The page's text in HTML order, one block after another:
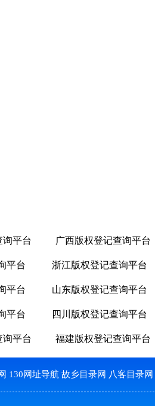
询平台 广西版权登记查询平台
平台 浙江版权登记查询平台
平台 山东版权登记查询平台
平台 四川版权登记查询平台
询平台 福建版权登记查询平台
130网址导航 故乡目录网 八客目录网